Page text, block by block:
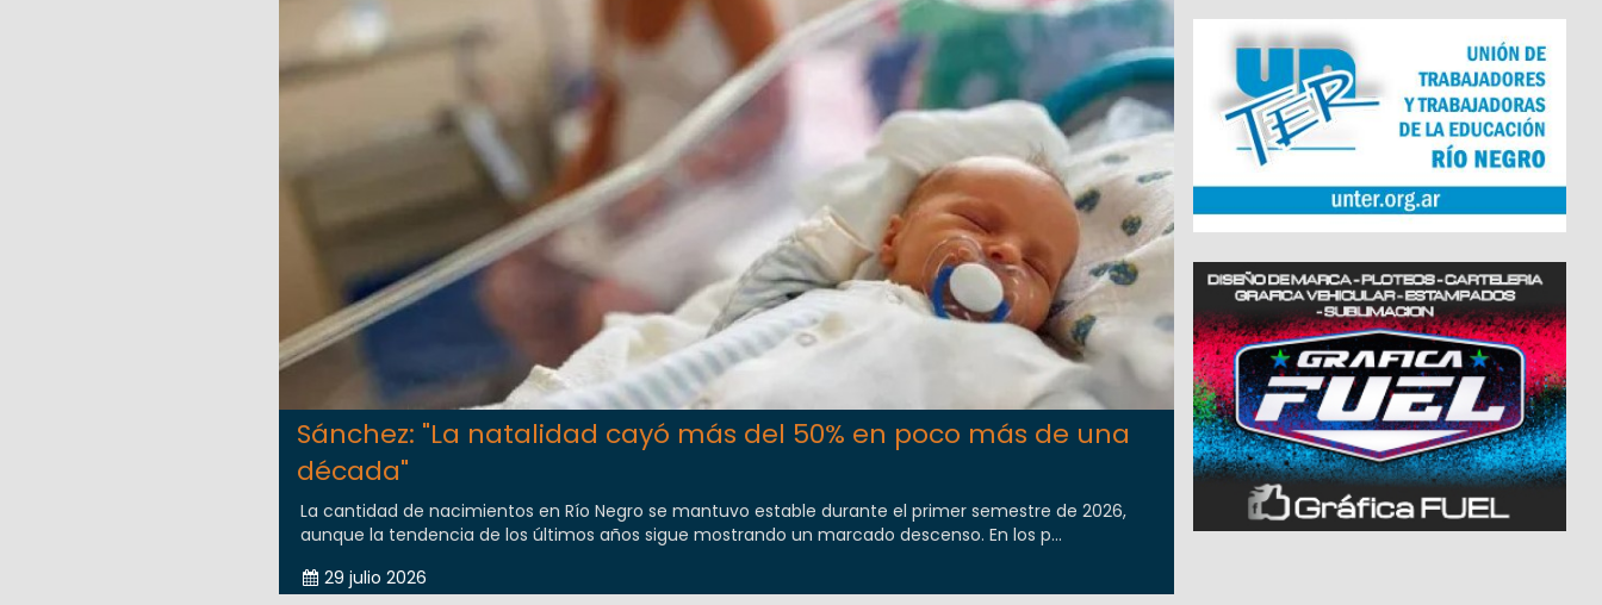
Sánchez: "La natalidad cayó más del 50% en poco más de una
década"
La cantidad de nacimientos en Río Negro se mantuvo estable durante el primer semestre de 2026,
aunque la tendencia de los últimos años sigue mostrando un marcado descenso. En los p...
29 julio 2026